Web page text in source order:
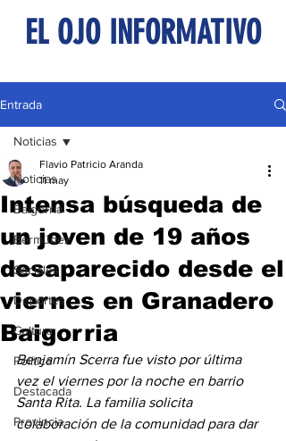
EL OJO INFORMATIVO
Entrada
Noticias
Baigorria
Bermúdez
Sociales
Deportes
Cultura
Política
Destacada
Provincia
Noticias
Intensa búsqueda de
un joven de 19 años
desaparecido desde el
viernes en Granadero
Baigorria
Flavio Patricio Aranda
11 may
Benjamín Scerra fue visto por última
vez el viernes por la noche en barrio
Santa Rita. La familia solicita
colaboración de la comunidad para dar